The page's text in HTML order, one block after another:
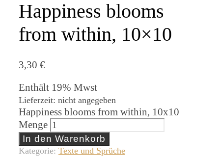
Happiness blooms
from within, 10×10
3,30 €
Enthält 19% Mwst
Lieferzeit: nicht angegeben
Happiness blooms from within, 10x10
Menge
In den Warenkorb
Kategorie: Texte und Sprüche